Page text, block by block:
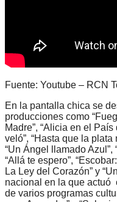
Fuente: Youtube – RCN
En la pantalla chica se
producciones como
Madre”, “Alicia en el
veló”, “Hasta que la plata
“Un Ángel llamado Azul”,
“Allá te espero”,
La Ley del Corazón” y
nacional en la que actuó
de varios programas